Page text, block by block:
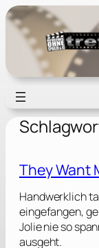
Zum
Inhalt
springen
They Want
Handwerklich
eingefangen,
Jolie nie so
ausgeht.